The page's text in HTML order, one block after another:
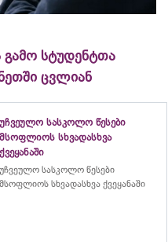
სტუდენტთა
ცვლიან
უჩვეულო სასკოლო წესები
მსოფლიოს სხვადასხვა
ქვეყანაში
უჩვეულო სასკოლო წესები
მსოფლიოს სხვადასხვა ქვეყანაში